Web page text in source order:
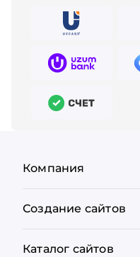
Компания
Создание сайтов
Каталог сайтов